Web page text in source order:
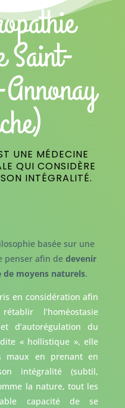
Saint-
UNE MÉDECINE
QUI CONSIDÈRE
INTÉGRALITÉ.
basée sur une
penser afin de devenir
de moyens naturels.
en considération afin
l’homéostasie
d’autorégulation du
« hollistique », elle
maux en prenant en
intégralité (subtil,
la nature, tout les
capacité de se